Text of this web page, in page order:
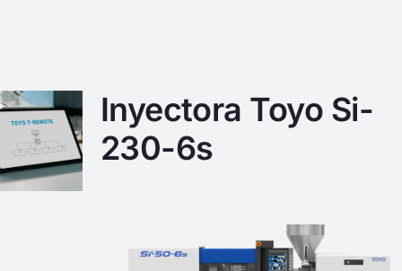
Inyectora Toyo Si-
230-6s